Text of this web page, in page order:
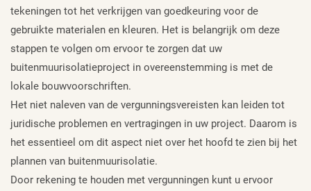
tekeningen tot het verkrijgen van goedkeuring voor de
gebruikte materialen en kleuren. Het is belangrijk om deze
stappen te volgen om ervoor te zorgen dat uw
buitenmuurisolatieproject in overeenstemming is met de
lokale bouwvoorschriften.
Het niet naleven van de vergunningsvereisten kan leiden tot
juridische problemen en vertragingen in uw project. Daarom is
het essentieel om dit aspect niet over het hoofd te zien bij het
plannen van buitenmuurisolatie.
Door rekening te houden met vergunningen kunt u ervoor